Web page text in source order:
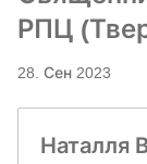
РПЦ
28. Сен 2023
Наталля